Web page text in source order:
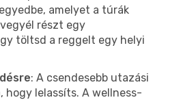
amelyet a túrák
részt egy
töltsd a reggelt egy helyi
: A csendesebb utazási
hogy lelassíts. A wellness-